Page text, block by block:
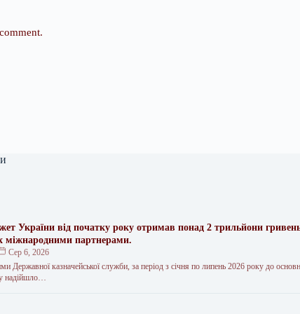
України від початку року отримав понад 2 трильйони
міжнародними партнерами.
Сер 6, 2026
Державної казначейської служби, за період з січня по липень 2026 року до
надійшло…